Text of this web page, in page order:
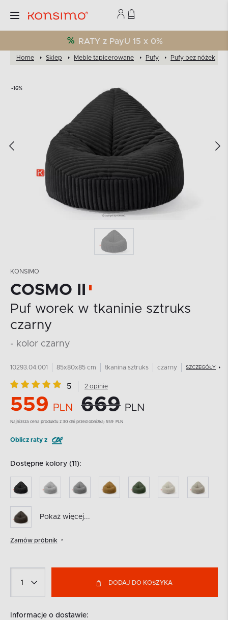
RATY z PayU 15 x 0%
Home Sklep Meble tapicerowane Pufy Pufy bez nóżek
-16%
KONSIMO
COSMO II
Puf worek w tkaninie sztruks
czarny
- kolor czarny
10293.04.001 85x80x85 cm tkanina sztruks czarny SZCZEGÓŁY
5 2 opinie
559 PLN 669 PLN
Najnizsza cena produktu z 30 dni przed obniżką: 559 PLN
Oblicz raty z
Dostępne kolory (11):
Pokaż więcej...
Zamów próbnik
DODAJ DO KOSZYKA
Informacje o dostawie: